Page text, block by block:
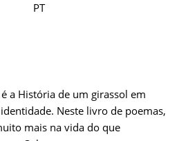
PT
é a História de um girassol em
Neste livro de poemas,
mais na vida do que